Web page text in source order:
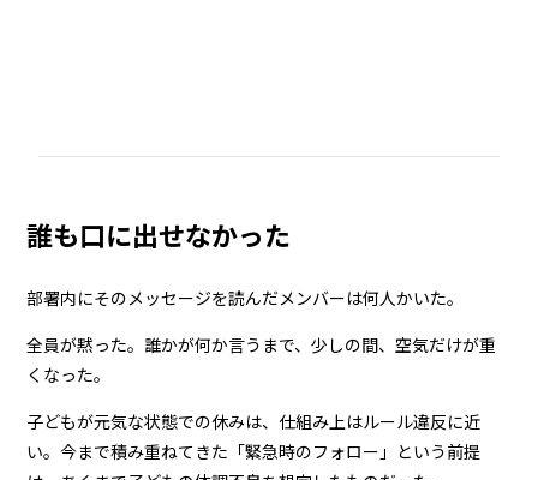
誰も口に出せなかった
部署内にそのメッセージを読んだメンバーは何人かいた。
全員が黙った。誰かが何か言うまで、少しの間、空気だけが重
くなった。
子どもが元気な状態での休みは、仕組み上はルール違反に近
い。今まで積み重ねてきた「緊急時のフォロー」という前提